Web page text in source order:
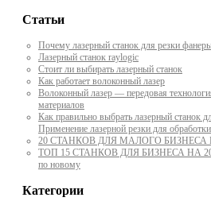
Статьи
Почему лазерный станок для резки
Лазерный станок raylogic
Стоит ли выбирать лазерный станок
Как работает волоконный лазер
Волоконный лазер — передовая
материалов
Как правильно выбрать лазерный станок
Применение лазерной резки для
20 СТАНКОВ ДЛЯ МАЛОГО БИЗНЕСА
ТОП 15 СТАНКОВ ДЛЯ БИЗНЕСА НА
по новому
Категории